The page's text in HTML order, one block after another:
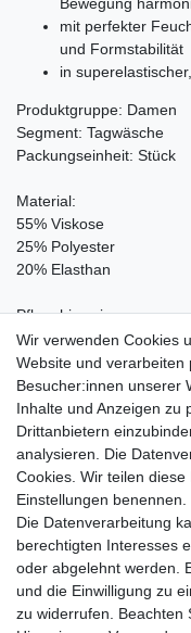
Bewegung
mit perfekter
und Formstabilität
in
Produktgruppe: Damen
Segment: Tagwäsche
Packungseinheit: Stück
Material:
55% Viskose
25% Polyester
20% Elasthan
Pflegehinweis:
Waschen bei 40°C,
Handwarm bügeln Stufe
Wir
Wir verwenden Cookies
Website und verarbeiten
Besucher:innen unserer
Inhalte und Anzeigen zu
Drittanbietern
analysieren. Die
Cookies. Wir teilen
Einstellungen benennen.
Die Datenverarbeitung
berechtigten Interesses
oder abgelehnt werden.
und die Einwilligung zu
zu widerrufen. Beachten